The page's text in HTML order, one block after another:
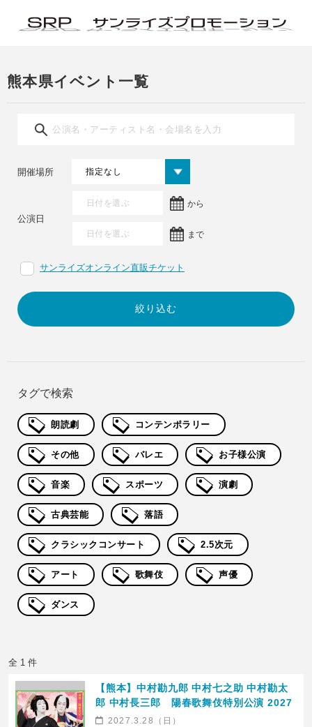
熊本県イベント一覧
公演日
から
まで
開催場所
サンライズオンライン直販チケット
タグで検索
朗読劇 コンテンポラリー
その他 バレエ お子様公演
音楽 スポーツ 演劇
古典芸能 落語
クラシックコンサート 2.5次元
アート 歌舞伎 声優
ダンス
全 1 件
【熊本】中村勘九郎 中村七之助 中村勘太
郎 中村長三郎 陽春歌舞伎特別公演 2027
2027.3.28（日）